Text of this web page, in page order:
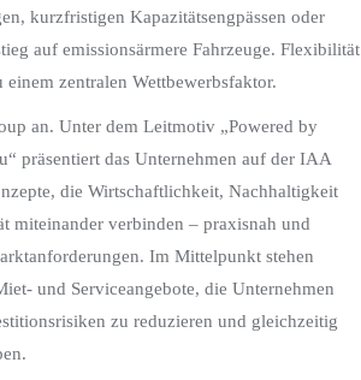
kurzfristigen Kapazitätsengpässen oder
auf emissionsärmere Fahrzeuge. Flexibilität
zentralen Wettbewerbsfaktor.
an. Unter dem Leitmotiv „Powered by
präsentiert das Unternehmen auf der IAA
die Wirtschaftlichkeit, Nachhaltigkeit
miteinander verbinden – praxisnah und
Im Mittelpunkt stehen
und Serviceangebote, die Unternehmen
zu reduzieren und gleichzeitig